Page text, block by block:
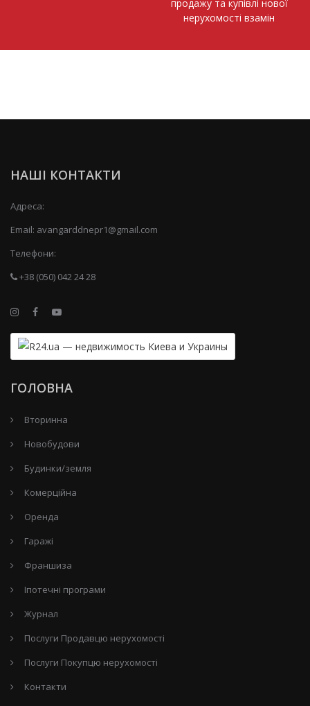
продажу та купівлі нової
нерухомості взамін
НАШІ КОНТАКТИ
Адреса:
Email: avangarddnepr1@gmail.com
Телефони:
+38 (050) 042 24 28
ГОЛОВНА
Вторинна
Новобудови
Будинки/земля
Комерційна
Оренда
Гаражі
Франшиза
Іпотечні програми
Журнал
Послуги Продавцю нерухомості
Послуги Покупцю нерухомості
Контакти